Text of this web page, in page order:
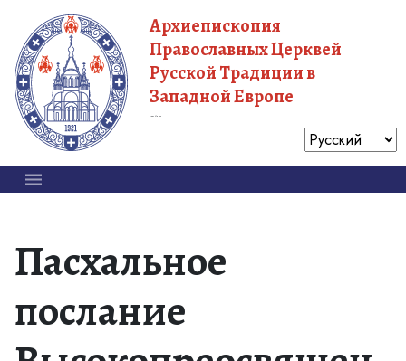
Архиепископия
Православных Церквей
Русской Традиции в
Западной Европе
Пасхальное
послание